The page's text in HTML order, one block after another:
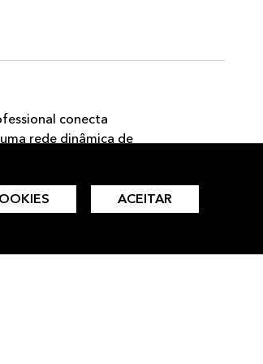
conecta
rede dinâmica de
DEMO
ACEITAR